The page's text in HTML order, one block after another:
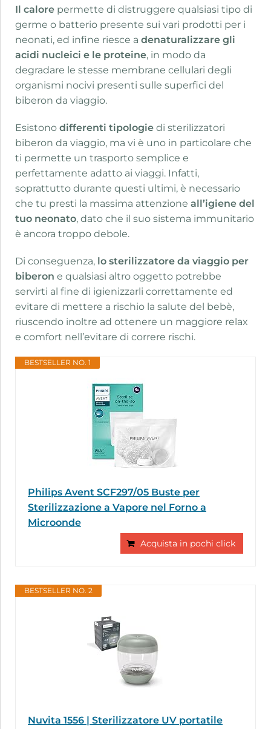
Il calore permette di distruggere qualsiasi tipo di
germe o batterio presente sui vari prodotti per i
neonati, ed infine riesce a denaturalizzare gli
acidi nucleici e le proteine, in modo da
degradare le stesse membrane cellulari degli
organismi nocivi presenti sulle superfici del
biberon da viaggio.
Esistono differenti tipologie di sterilizzatori
biberon da viaggio, ma vi è uno in particolare che
ti permette un trasporto semplice e
perfettamente adatto ai viaggi. Infatti,
soprattutto durante questi ultimi, è necessario
che tu presti la massima attenzione all’igiene del
tuo neonato, dato che il suo sistema immunitario
è ancora troppo debole.
Di conseguenza, lo sterilizzatore da viaggio per
biberon e qualsiasi altro oggetto potrebbe
servirti al fine di igienizzarli correttamente ed
evitare di mettere a rischio la salute del bebè,
riuscendo inoltre ad ottenere un maggiore relax
e comfort nell’evitare di correre rischi.
BESTSELLER NO. 1
Philips Avent SCF297/05 Buste per
Sterilizzazione a Vapore nel Forno a
Microonde
Acquista in pochi click
BESTSELLER NO. 2
Nuvita 1556 | Sterilizzatore UV portatile